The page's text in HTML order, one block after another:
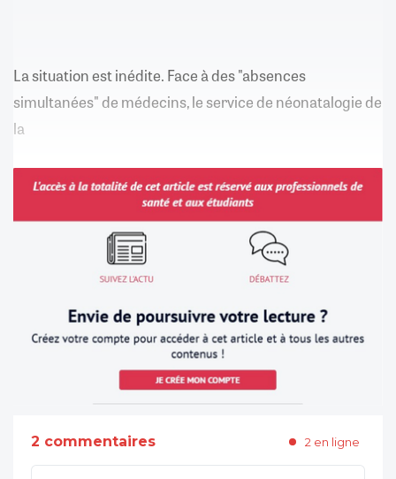
La situation est inédite. Face à des "absences
simultanées" de médecins, le service de néonatalogie de
la
2 commentaires 2 en ligne